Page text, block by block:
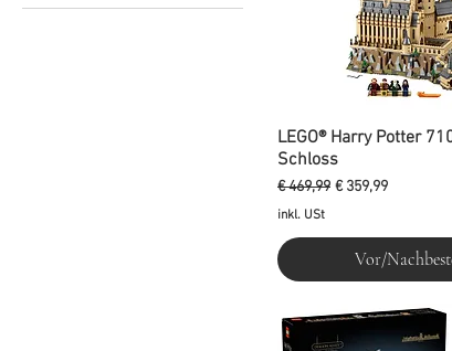
LEGO® Harry Potter
Schloss
Standardpreis
€ 469,99 Sale-Preis
€ 359,99
inkl. USt
Vor/